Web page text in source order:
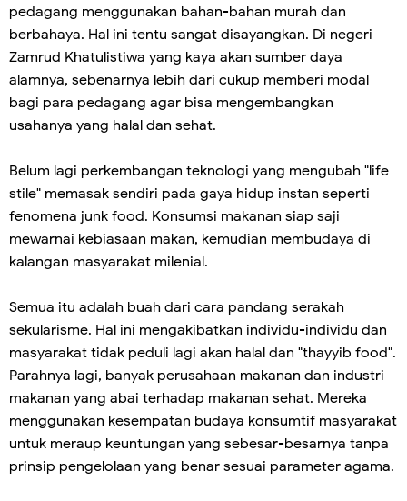
pedagang menggunakan bahan-bahan murah dan
berbahaya. Hal ini tentu sangat disayangkan. Di negeri
Zamrud Khatulistiwa yang kaya akan sumber daya
alamnya, sebenarnya lebih dari cukup memberi modal
bagi para pedagang agar bisa mengembangkan
usahanya yang halal dan sehat.
Belum lagi perkembangan teknologi yang mengubah "life
stile" memasak sendiri pada gaya hidup instan seperti
fenomena junk food. Konsumsi makanan siap saji
mewarnai kebiasaan makan, kemudian membudaya di
kalangan masyarakat milenial.
Semua itu adalah buah dari cara pandang serakah
sekularisme. Hal ini mengakibatkan individu-individu dan
masyarakat tidak peduli lagi akan halal dan "thayyib food".
Parahnya lagi, banyak perusahaan makanan dan industri
makanan yang abai terhadap makanan sehat. Mereka
menggunakan kesempatan budaya konsumtif masyarakat
untuk meraup keuntungan yang sebesar-besarnya tanpa
prinsip pengelolaan yang benar sesuai parameter agama.